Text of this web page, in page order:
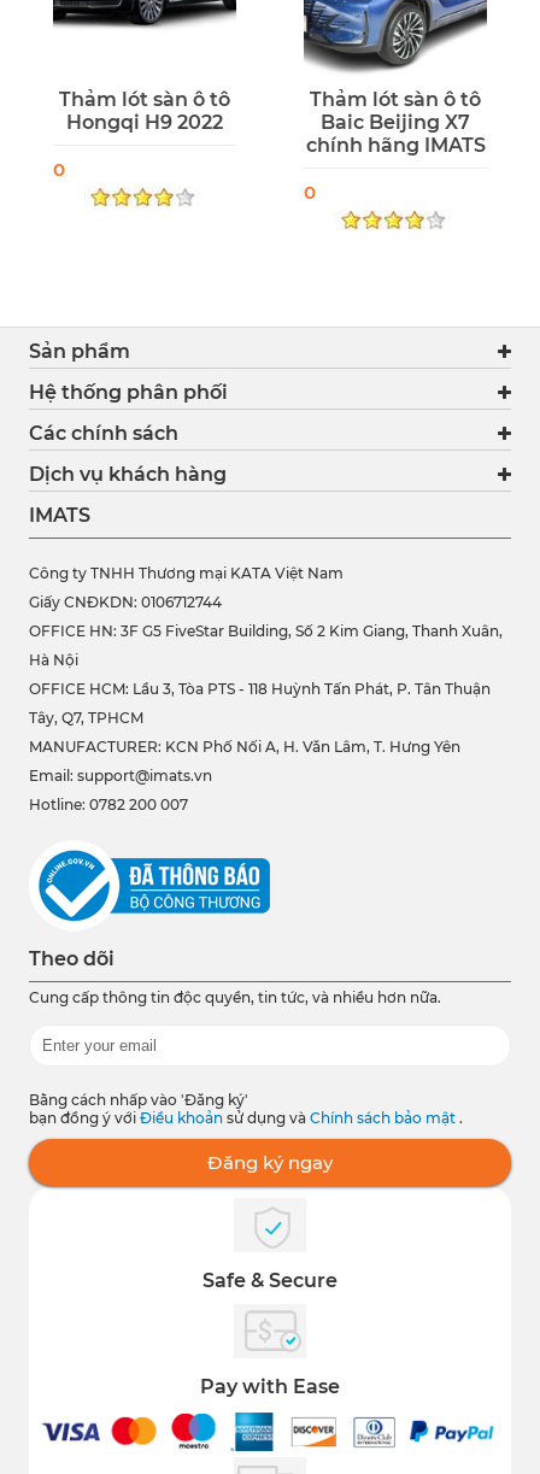
Thảm lót sàn ô tô
Hongqi H9 2022
0
Thảm lót sàn ô tô
Baic Beijing X7
chính hãng IMATS
0
Sản phẩm
Hệ thống phân phối
Các chính sách
Dịch vụ khách hàng
IMATS
Công ty TNHH Thương mại KATA Việt Nam
Giấy CNĐKDN: 0106712744
OFFICE HN: 3F G5 FiveStar Building, Số 2 Kim Giang, Thanh Xuân,
Hà Nội
OFFICE HCM: Lầu 3, Tòa PTS - 118 Huỳnh Tấn Phát, P. Tân Thuận
Tây, Q7, TPHCM
MANUFACTURER: KCN Phố Nối A, H. Văn Lâm, T. Hưng Yên
Email: support@imats.vn
Hotline: 0782 200 007
Theo dõi
Cung cấp thông tin độc quyền, tin tức, và nhiều hơn nữa.
Bằng cách nhấp vào 'Đăng ký'
bạn đồng ý với Điều khoản sử dụng và Chính sách bảo mật .
Đăng ký ngay
Safe & Secure
Pay with Ease